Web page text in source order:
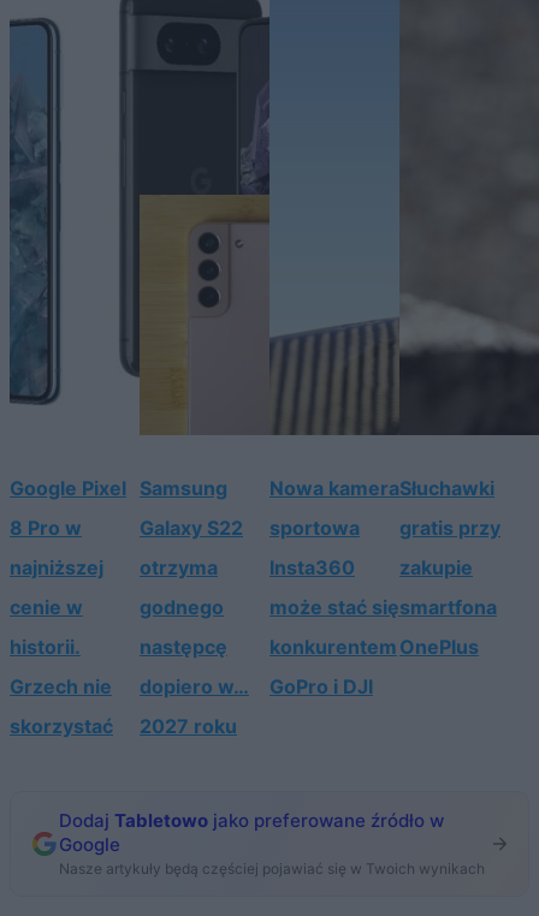
Google Pixel
8 Pro w
najniższej
cenie w
historii.
Grzech nie
skorzystać
Samsung
Galaxy S22
otrzyma
godnego
następcę
dopiero w…
2027 roku
Nowa kamera
sportowa
Insta360
może stać się
konkurentem
GoPro i DJI
Słuchawki
gratis przy
zakupie
smartfona
OnePlus
Dodaj Tabletowo jako preferowane źródło w
Google
Nasze artykuły będą częściej pojawiać się w Twoich wynikach